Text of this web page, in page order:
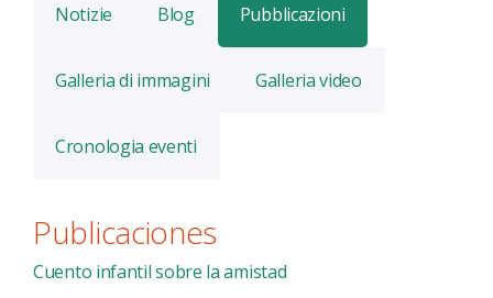
Notizie Blog Pubblicazioni
Galleria di immagini Galleria video
Cronologia eventi
Publicaciones
Cuento infantil sobre la amistad